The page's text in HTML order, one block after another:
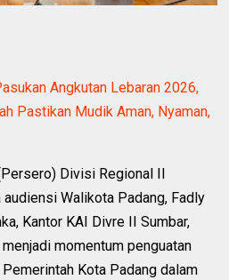
Angkutan Lebaran 2026,
Pastikan Mudik Aman, Nyaman,
Divisi Regional II
Walikota Padang, Fadly
Kantor KAI Divre II Sumbar,
momentum penguatan
Kota Padang dalam